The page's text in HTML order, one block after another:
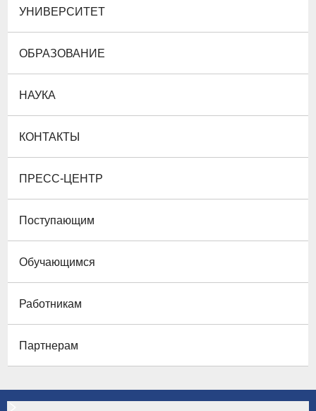
УНИВЕРСИТЕТ
ОБРАЗОВАНИЕ
НАУКА
КОНТАКТЫ
ПРЕСС-ЦЕНТР
Поступающим
Обучающимся
Работникам
Партнерам